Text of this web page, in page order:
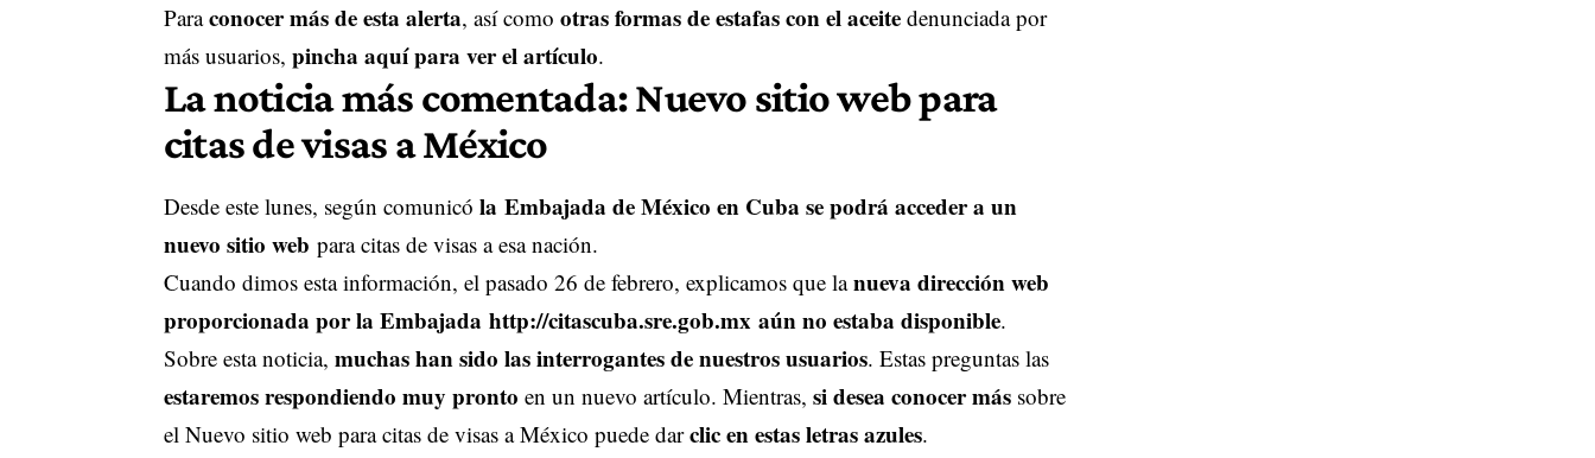
Paraconocer más de esta alerta, así como otras formas de estafas con el aceitedenunciada por
más usuarios, pincha aquí para ver el artículo.
La noticia más comentada: Nuevo sitio web para
citas de visas a México
Desde este lunes, según comunicó la Embajada de México en Cuba se podrá acceder a un
nuevo sitio web para citas de visas a esa nación.
Cuando dimos esta información, el pasado 26 de febrero, explicamos que lanueva dirección web
proporcionada por la Embajada http://citascuba.sre.gob.mxaún no estaba disponible.
Sobre esta noticia, muchas han sido las interrogantes de nuestros usuarios. Estas preguntas las
estaremos respondiendo muy pronto en un nuevo artículo. Mientras, si desea conocer mássobre
el Nuevo sitio web para citas de visas a México puede darclic en estas letras azules.